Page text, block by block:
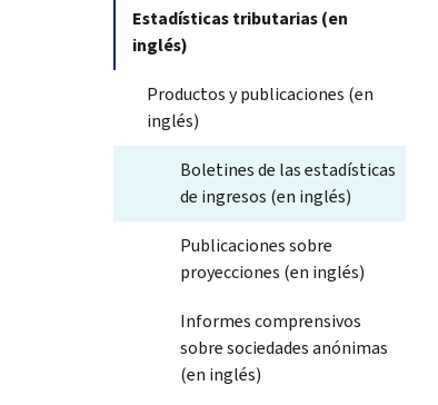
Estadísticas tributarias (en
inglés)
Productos y publicaciones (en
inglés)
Boletines de las estadísticas
de ingresos (en inglés)
Publicaciones sobre
proyecciones (en inglés)
Informes comprensivos
sobre sociedades anónimas
(en inglés)